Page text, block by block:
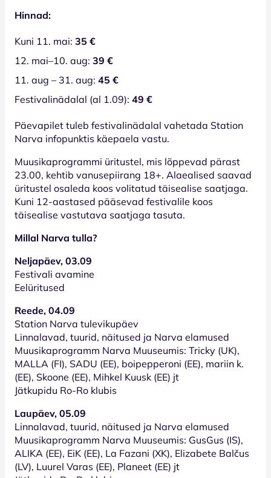
Hinnad:
Kuni 11. mai: 35 €
12. mai–10. aug: 39 €
11. aug – 31. aug: 45 €
Festivalinädalal (al 1.09): 49 €
Päevapilet tuleb festivalinädalal vahetada Station
Narva infopunktis käepaela vastu.
Muusikaprogrammi üritustel, mis lõppevad pärast
23.00, kehtib vanusepiirang 18+. Alaealised saavad
üritustel osaleda koos volitatud täisealise saatjaga.
Kuni 12-aastased pääsevad festivalile koos
täisealise vastutava saatjaga tasuta.
Millal Narva tulla?
Neljapäev, 03.09
Festivali avamine
Eelüritused
Reede, 04.09
Station Narva tulevikupäev
Linnalavad, tuurid, näitused ja Narva elamused
Muusikaprogramm Narva Muuseumis: Tricky (UK),
MALLA (FI), SADU (EE), boipepperoni (EE), mariin k.
(EE), Skoone (EE), Mihkel Kuusk (EE) jt
Jätkupidu Ro-Ro klubis
Laupäev, 05.09
Linnalavad, tuurid, näitused ja Narva elamused
Muusikaprogramm Narva Muuseumis: GusGus (IS),
ALIKA (EE), EiK (EE), La Fazani (XK), Elizabete Balčus
(LV), Luurel Varas (EE), Planeet (EE) jt